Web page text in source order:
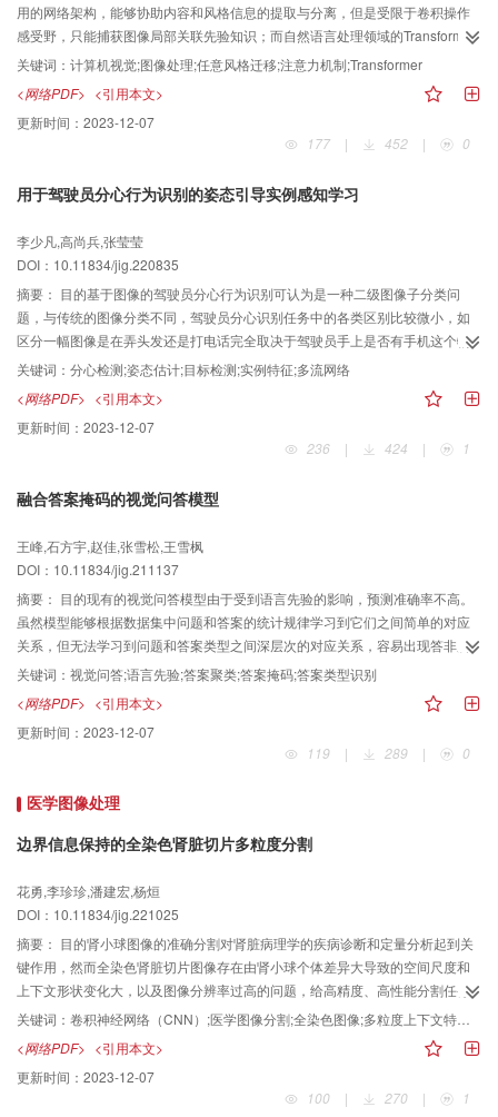
检测网络在道路场景下的小目标检测性能。该方法具备有效性与通用性。
用的网络架构，能够协助内容和风格信息的提取与分离，但是受限于卷积操作
感受野，只能捕获图像局部关联先验知识；而自然语言处理领域的Transformer
网络能够突破距离限制，捕获长距离依赖关系，更好地建模全局信息，但是因
为需要学习所有元素间的关联性，其表达能力的提高也带来了计算成本的增
加。鉴于风格迁移过程与句子翻译过程的相似性，提出了一种混合网络模型，
综合利用卷积神经网络和Transformer网络的优点并抑制其不足。方法首先使用
卷积神经网络提取图像高级特征，同时降低图像尺寸。随后将提取的特征送入
格特征的加权和，实现风格转换。最后使用卷积神经网络将处理好的特征映射
量比较。在定性方面，进行用户调查，比较各方法生成图像的风格化效果，结
果表明本文网络生成的风格化图像渲染效果更受用户喜爱；在定量方面，比较
各方法的风格化处理速度，结果表明本文网络风格化速率排名第3，属于可接受
范围内。此外，本文与现有的基于Transformer的任意风格迁移方法进行比较，
突出二者间差异；对判别网络进行消融实验，表明判别网络的引入能够有效提
升图像的光滑度和整洁度；最后，将本文网络应用于多种风格迁移任务，表明
Transformer网络的优点，同时引入了判别网络，使生成的风格化图像更加真实
和生动。
关键词： 计算机视觉;图像处理;任意风格迁移;注意力机制;Transformer
<网络PDF> <引用本文>
更新时间： 2023-12-07
177
| 452 | 0
用于驾驶员分心行为识别的姿态引导实例感知学习
李少凡,高尚兵,张莹莹
DOI：10.11834/jig.220835
摘要： 目的基于图像的驾驶员分心行为识别可认为是一种二级图像子分类问
题，与传统的图像分类不同，驾驶员分心识别任务中的各类区别比较微小，如
区分一幅图像是在弄头发还是打电话完全取决于驾驶员手上是否有手机这个物
体，即图像中的较小区域就决定了该图像的类别。对于那些图像差异较小的类
别，通常的图像分类方法无法高精度地区分。因此，为了能够学习到不同驾驶
行为之间微小的表征区别，提出了一种姿态引导的实例感知学习网络用于驾驶
员行为识别。方法首先利用人体检测器检测到人体框，利用人体姿态估计获取
具有辨识性的手部相关区域，将人体和手部区域的特征作为实例级别的特征，
用手部相关特征构建双通道交互模块来对关键空间信息进行表征的同时，对视
进行融合。结果实验结果表明，本文方法在AUC（American University in
Cairo）数据集和自建三客一危数据集上的测试准确率分别达到96.17%和
96.97%，相较于未使用实例感知模块和通道交互的模型，准确率显著改善，在
复杂数据集下识别效果提升明显。结论本文提出的姿态引导的实例感知学习网
络，在一定程度上降低了环境的干扰，准确度高，能辅助驾驶员安全行车，减
少交通事故的发生。
关键词： 分心检测;姿态估计;目标检测;实例特征;多流网络
<网络PDF> <引用本文>
更新时间： 2023-12-07
236
| 424 | 1
融合答案掩码的视觉问答模型
王峰,石方宇,赵佳,张雪松,王雪枫
DOI：10.11834/jig.211137
摘要： 目的现有的视觉问答模型由于受到语言先验的影响，预测准确率不高。
虽然模型能够根据数据集中问题和答案的统计规律学习到它们之间简单的对应
关系，但无法学习到问题和答案类型之间深层次的对应关系，容易出现答非所
问的现象。为此，提出了一种使用答案掩码对预测结果中的无关答案进行遮盖
的方法，迫使模型关注问题和答案类型之间的对应关系，提高模型的预测准确
率。方法首先对数据集中的答案进行聚类并为每一类答案生成不同的答案掩
码，然后使用预训练的答案类型识别模型预测问题对应的答案类型，并根据该
模型的预测结果选择相应的答案掩码对基线模型的预测结果进行遮盖，最终得
RUBi（reducing unimodal biases ）、LMH（learned-mixin +h ）和
CSS（counterfactual samples synthesizing ）4种模型作为基线模型，在3个
大型公开数据集上进行实验。在VQA（visual question answer）-CP v2.0数据
的准确率提高了2.29%，融合本方法的CSS模型的准确率达到了60.14%，较原
模型提升了2.02%，达到了目前较高的水平。在VQA v2.0和VQA-CP v1.0数据
集上的结果也显示本文方法提高了大多数模型的准确率，具有良好的泛化性。
此外，在VQA-CP v2.0上的消融实验证明了本文方法的有效性。结论提出的方
法通过答案掩码对视觉问答模型的预测结果进行遮盖，减少无关答案对最终结
果的影响，使模型学习到问题和答案类型之间的对应关系，有效改善了视觉问
答模型答非所问的现象，提高了模型的预测准确率。
关键词： 视觉问答;语言先验;答案聚类;答案掩码;答案类型识别
<网络PDF> <引用本文>
更新时间： 2023-12-07
119
| 289 | 0
医学图像处理
边界信息保持的全染色肾脏切片多粒度分割
花勇,李珍珍,潘建宏,杨烜
DOI：10.11834/jig.221025
摘要： 目的肾小球图像的准确分割对肾脏病理学的疾病诊断和定量分析起到关
键作用，然而全染色肾脏切片图像存在由肾小球个体差异大导致的空间尺度和
上下文形状变化大，以及图像分辨率过高的问题，给高精度、高性能分割任务
带来挑战。为此，提出一种边界信息保持的全染色肾脏切片多粒度分割方法。
方法使用一种多粒度上下文的空间注意力机制生成多粒度和多形状变化的空间
注意力图，以限制上下文特征，减弱背景对目标的影响，强化网络对目标的感
知能力，使网络更多地关注小目标特征；将原图像切分为若干小图来解决全染
色图像分辨率高的问题，使用增广路径边界补零策略处理卷积核存在的贡献偏
关键词： 卷积神经网络（CNN）;医学图像分割;全染色图像;多粒度上下文特征;补零
<网络PDF> <引用本文>
更新时间： 2023-12-07
100
| 270 | 1